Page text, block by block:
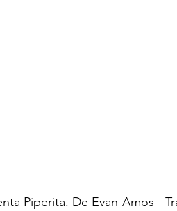
Piperita. De Evan-Amos -